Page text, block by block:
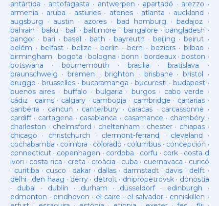
antàrtida · antofagasta · antwerpen · apartadó · arezzo ·
armenia · aruba · asturies· atenes· atlanta · auckland ·
augsburg · austin · azores·bad homburg ·badajoz ·
bahrain ·baku · bali ·baltimore ·bangalore · bangladesh ·
bangor· bari ·basel ·bath · bayreuth ·beijing ·beirut ·
belém · belfast· belize · berlin ·bern ·beziers ·bilbao ·
birmingham · bogota · bologna ·bonn ·bordeaux ·boston ·
botswana · bournemouth ·brasilia ·bratislava ·
braunschweig · bremen ·brighton · brisbane · bristol ·
brugge · brusselles· bucaramanga · bucuresti · budapest·
buenos aires· buffalo · bulgaria · burgos· cabo verde ·
cádiz · cairns· calgary · cambodja · cambridge · canarias·
canberra · cancun · canterbury · caracas · carcassonne ·
cardiff· cartagena · casablanca · casamance · chambéry·
charleston · chelmsford · cheltenham · chester· chiapas ·
chicago · christchurch · clermont-ferrand · cleveland ·
cochabamba · coimbra · colorado · columbus· concepción ·
connecticut· copenhagen · cordoba · corfu · cork · costa d
ivori · costa rica · creta · croàcia · cuba · cuernavaca · curicó
· curitiba · cusco · dakar · dallas · darmstadt· davis · delft ·
delhi · den haag · derry· detroit· dnipropetrovsk· donostia
· dubai · dublín · durham · düsseldorf· edinburgh ·
edmonton · eindhoven · el caire · el salvador · enniskillen ·